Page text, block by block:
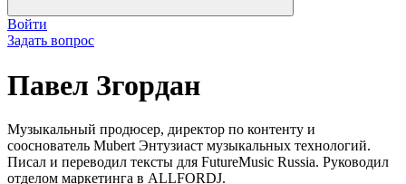
Войти
Задать вопрос
Павел Згордан
Музыкальный продюсер, директор по контенту и
сооснователь Mubert Энтузиаст музыкальных технологий.
Писал и переводил тексты для FutureMusic Russia. Руководил
отделом маркетинга в ALLFORDJ.